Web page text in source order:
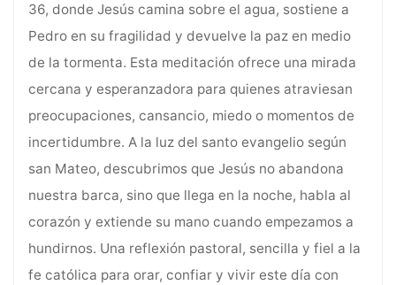
36, donde Jesús camina sobre el agua, sostiene a
Pedro en su fragilidad y devuelve la paz en medio
de la tormenta. Esta meditación ofrece una mirada
cercana y esperanzadora para quienes atraviesan
preocupaciones, cansancio, miedo o momentos de
incertidumbre. A la luz del santo evangelio según
san Mateo, descubrimos que Jesús no abandona
nuestra barca, sino que llega en la noche, habla al
corazón y extiende su mano cuando empezamos a
hundirnos. Una reflexión pastoral, sencilla y fiel a la
fe católica para orar, confiar y vivir este día con